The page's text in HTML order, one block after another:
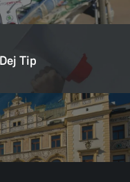
Tip